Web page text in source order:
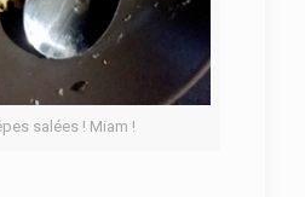
salées ! Miam !